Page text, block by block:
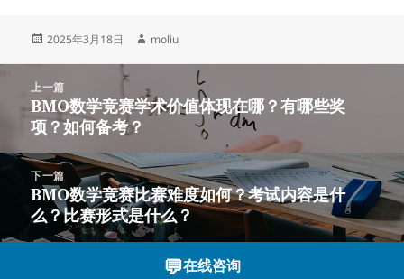
发
2025年3月18日
作
moliu
上一篇
上
篇
文
章：
BMO数学竞赛学术价值体现在哪？有哪些奖
项？如何备考？
下一篇
下
篇
文
BMO数学竞赛比赛难度如何？考试内容是什
么？比赛形式是什么？
💬在线咨询